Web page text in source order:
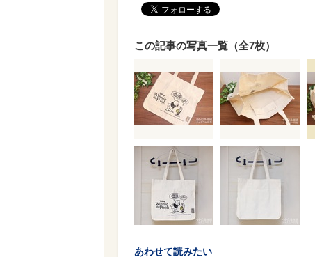
この記事の写真一覧（全7枚）
あわせて読みたい